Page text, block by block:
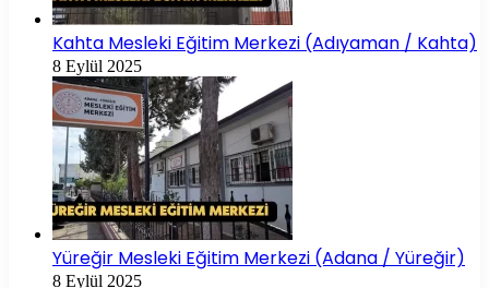
Kahta Mesleki Eğitim Merkezi (Adıyaman / Kahta)
8 Eylül 2025
Yüreğir Mesleki Eğitim Merkezi (Adana / Yüreğir)
8 Eylül 2025